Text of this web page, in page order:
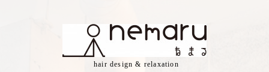
hair design & relaxation